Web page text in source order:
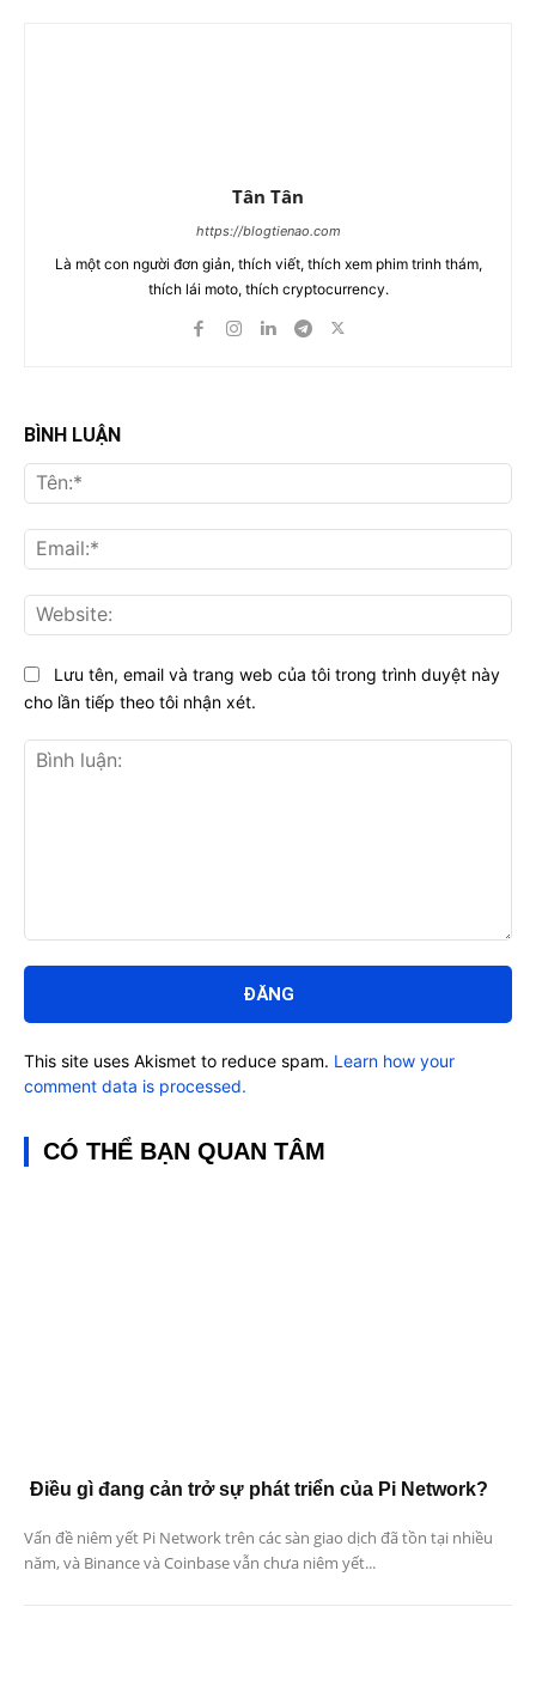
Tân Tân
https://blogtienao.com
Là một con người đơn giản, thích viết, thích xem phim trinh thám,
thích lái moto, thích cryptocurrency.
BÌNH LUẬN
luận:
Lưu tên, email và trang web của tôi trong trình duyệt này
cho lần tiếp theo tôi nhận xét.
This site uses Akismet to reduce spam. Learn how your
comment data is processed.
CÓ THỂ BẠN QUAN TÂM
Điều gì đang cản trở sự phát triển của Pi Network?
Vấn đề niêm yết Pi Network trên các sàn giao dịch đã tồn tại nhiều
năm, và Binance và Coinbase vẫn chưa niêm yết...